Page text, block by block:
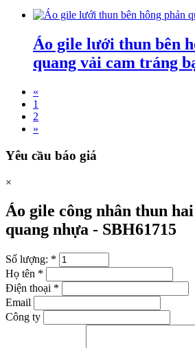
Áo gile lưới thun bên
quang vải cam tráng
«
1
2
»
Yêu cầu báo giá
×
Áo gile công nhân thun
quang nhựa - SBH61715
Số lượng: *
Họ tên *
Điện thoại *
Email
Công ty